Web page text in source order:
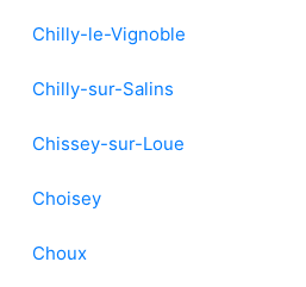
Chilly-le-Vignoble
Chilly-sur-Salins
Chissey-sur-Loue
Choisey
Choux